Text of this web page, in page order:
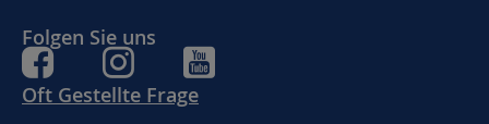
Oft Gestellte Frage
Folgen Sie uns